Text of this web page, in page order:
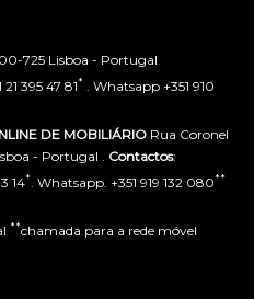
725 Lisboa - Portugal
21 395 47 81* . Whatsapp +351 910
DE MOBILIÁRIO Rua Coronel
- Portugal . Contactos:
14* . Whatsapp. +351 919 132 080**
**chamada para a rede móvel